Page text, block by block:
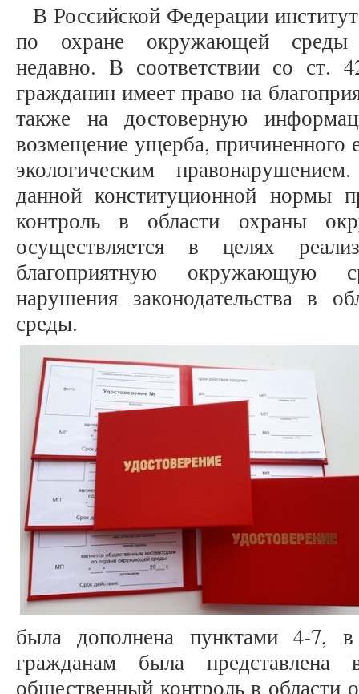
В Российской Федерации
по охране окружающей среды
недавно. В соответствии со ст.
гражданин имеет право на
также на достоверную
возмещение ущерба, причиненного
экологическим
данной конституционной нормы
контроль в области охраны
осуществляется в целях
благоприятную окружающую
нарушения законодательства в
среды.
была дополнена пунктами 4-7,
гражданам была представлена
общественный контроль в